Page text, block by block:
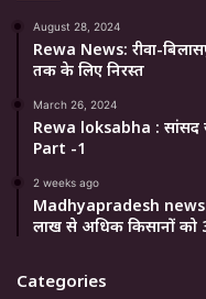
August 28, 2024
Rewa News: रीवा-
तक के लिए निरस्त
March 26, 2024
Rewa loksabha : सांसद
Part -1
2 weeks ago
Madhyapradesh news
लाख से अधिक किसानों को
Categories